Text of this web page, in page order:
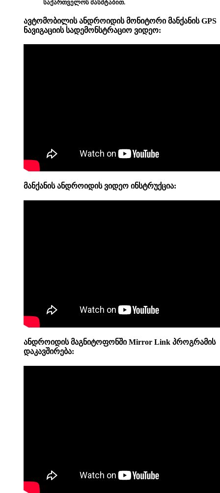
საქართველოს მასშტაბით.
ავტომობილის ანდროიდის მონიტორი მანქანის GPS
ნავიგაციის სადემონსტრაციო ვიდეო:
მანქანის ანდროიდის ვიდეო ინსტრუქცია:
ანდროიდის მაგნიტოფონშიMirror Link პროგრამის
დაკავშირება: